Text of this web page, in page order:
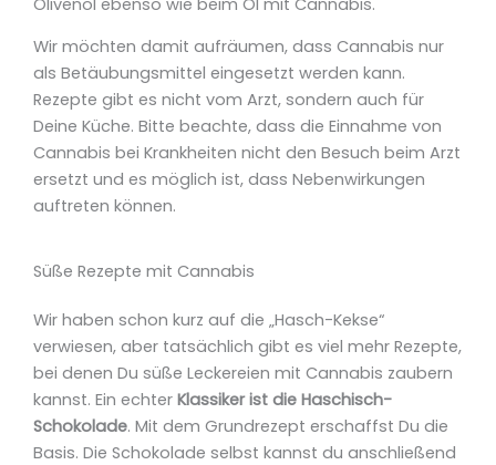
Wir möchten damit aufräumen, dass Cannabis nur
als Betäubungsmittel eingesetzt werden kann.
Rezepte gibt es nicht vom Arzt, sondern auch für
Deine Küche. Bitte beachte, dass die Einnahme von
Cannabis bei Krankheiten nicht den Besuch beim Arzt
ersetzt und es möglich ist, dass Nebenwirkungen
auftreten können.
Süße Rezepte mit Cannabis
Wir haben schon kurz auf die „Hasch-Kekse“
verwiesen, aber tatsächlich gibt es viel mehr Rezepte,
bei denen Du süße Leckereien mit Cannabis zaubern
kannst. Ein echter Klassiker ist die Haschisch-
Schokolade. Mit dem Grundrezept erschaffst Du die
Basis. Die Schokolade selbst kannst du anschließend